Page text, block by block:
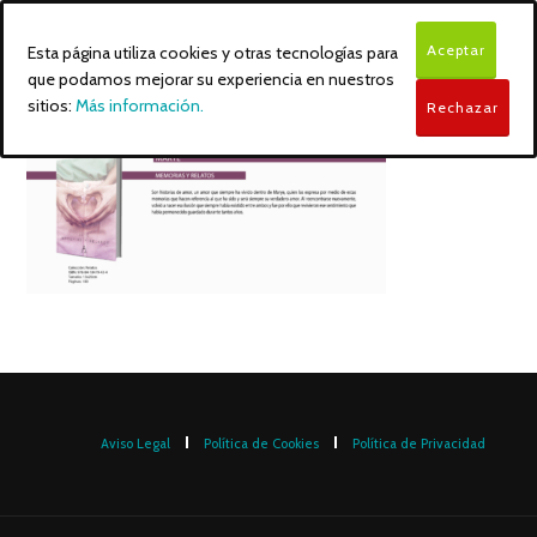
Aviso Legal Política de Cookies Política de Privacidad
Esta página utiliza cookies y otras tecnologías para
que podamos mejorar su experiencia en nuestros
sitios: Más información.
Aceptar
Rechazar